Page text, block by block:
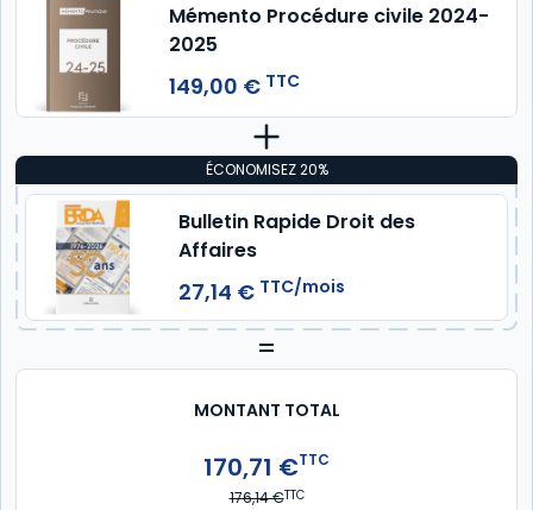
Mémento Procédure civile 2024-
2025
149,00 € TTC
ÉCONOMISEZ 20%
Bulletin Rapide Droit des
Affaires
27,14 € TTC/mois
=
MONTANT TOTAL
170,71 €TTC
176,14 €TTC